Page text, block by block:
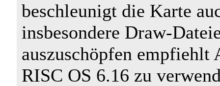
beschleunigt die Karte
insbesondere Draw-
auszuschöpfen empfiehlt
RISC OS 6.16 zu